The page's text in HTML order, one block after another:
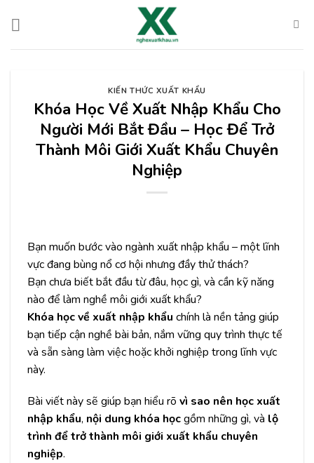
đến
KIẾN THỨC XUẤT KHẨU
Khóa Học Về Xuất Nhập Khẩu Cho
Người Mới Bắt Đầu – Học Để Trở
Thành Môi Giới Xuất Khẩu Chuyên
Nghiệp
Bạn muốn bước vào ngành xuất nhập khẩu – một lĩnh
vực đang bùng nổ cơ hội nhưng đầy thử thách?
Bạn chưa biết bắt đầu từ đâu, học gì, và cần kỹ năng
nào để làm nghề môi giới xuất khẩu?
Khóa học về xuất nhập khẩu chính là nền tảng giúp
bạn tiếp cận nghề bài bản, nắm vững quy trình thực tế
và sẵn sàng làm việc hoặc khởi nghiệp trong lĩnh vực
này.
Bài viết này sẽ giúp bạn hiểu rõ vì sao nên học xuất
nhập khẩu, nội dung khóa họcgồm những gì, và lộ
trình để trở thành môi giới xuất khẩu chuyên
nghiệp.